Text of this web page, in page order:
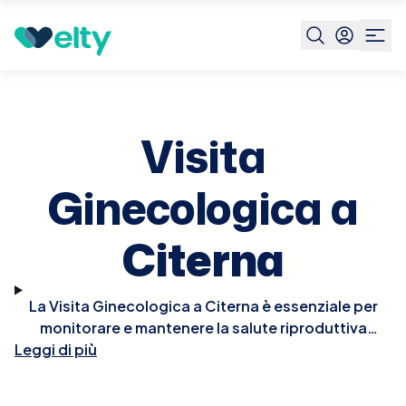
Prenota visita Citerna
Visita
Ginecologica a
Citerna
La Visita Ginecologica a Citerna è essenziale per
monitorare e mantenere la salute riproduttiva
femminile. Durante la visita, il ginecologo condurrà
Leggi di più